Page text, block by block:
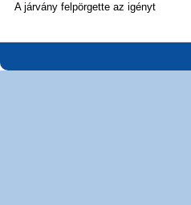
A járvány felpörgette az igényt